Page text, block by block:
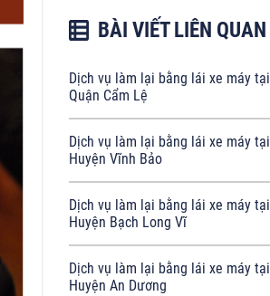
BÀI VIẾT LIÊN QUAN
Dịch vụ làm lại bằng lái xe máy tại
Quận Cẩm Lệ
Dịch vụ làm lại bằng lái xe máy tại
Huyện Vĩnh Bảo
Dịch vụ làm lại bằng lái xe máy tại
Huyện Bạch Long Vĩ
Dịch vụ làm lại bằng lái xe máy tại
Huyện An Dương